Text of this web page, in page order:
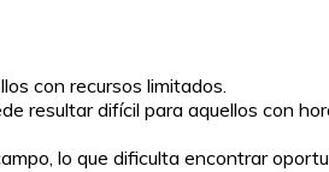
con recursos limitados.
resultar difícil para aquellos con
lo que dificulta encontrar